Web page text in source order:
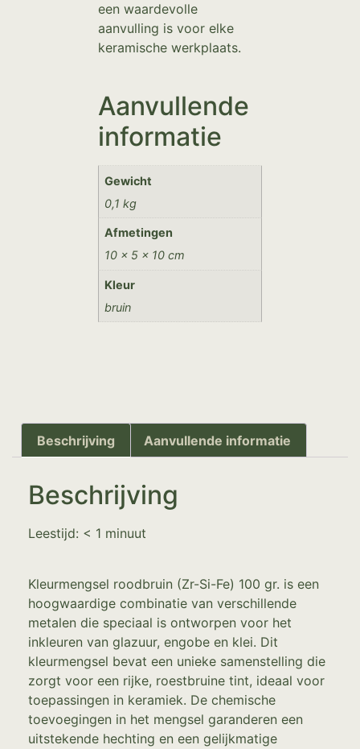
een waardevolle
aanvulling is voor elke
keramische werkplaats.
Aanvullende
informatie
Gewicht
0,1 kg
Afmetingen
10 × 5 × 10 cm
Kleur
bruin
Beschrijving Aanvullende informatie
Beschrijving
Leestijd: < 1 minuut
Kleurmengsel roodbruin (Zr-Si-Fe) 100 gr. is een
hoogwaardige combinatie van verschillende
metalen die speciaal is ontworpen voor het
inkleuren van glazuur, engobe en klei. Dit
kleurmengsel bevat een unieke samenstelling die
zorgt voor een rijke, roestbruine tint, ideaal voor
toepassingen in keramiek. De chemische
toevoegingen in het mengsel garanderen een
uitstekende hechting en een gelijkmatige